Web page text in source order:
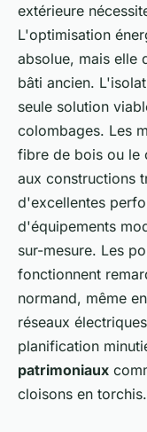
extérieure
L'optimisation
absolue, mais elle
bâti ancien.
seule solution
colombages. Les
fibre de bois ou le
aux constructions
d'excellentes
d'équipements
sur-mesure. Les
fonctionnent
normand, même
réseaux
planification
patrimoniaux
cloisons en torchis.